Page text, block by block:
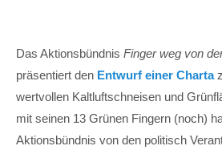
Support
Das Aktionsbündnis Finger weg von
präsentiert den Entwurf einer Charta
wertvollen Kaltluftschneisen und
mit seinen 13 Grünen Fingern (noch)
Aktionsbündnis von den politisch